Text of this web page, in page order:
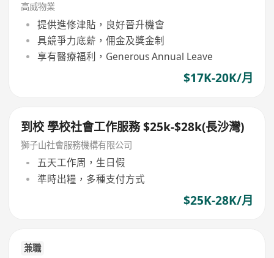
高威物業
提供進修津貼，良好晉升機會
具競爭力底薪，佣金及獎金制
享有醫療福利，Generous Annual Leave
$17K-20K/月
到校 學校社會工作服務 $25k-$28k(長沙灣)
獅子山社會服務機構有限公司
五天工作周，生日假
準時出糧，多種支付方式
$25K-28K/月
兼職